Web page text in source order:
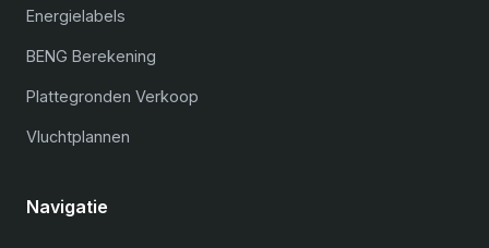
Energielabels
BENG Berekening
Plattegronden Verkoop
Vluchtplannen
Navigatie